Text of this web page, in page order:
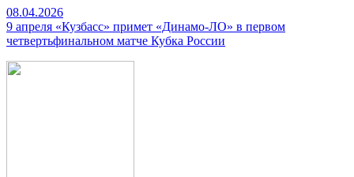
08.04.2026
9 апреля «Кузбасс» примет «Динамо-ЛО» в первом
четвертьфинальном матче Кубка России